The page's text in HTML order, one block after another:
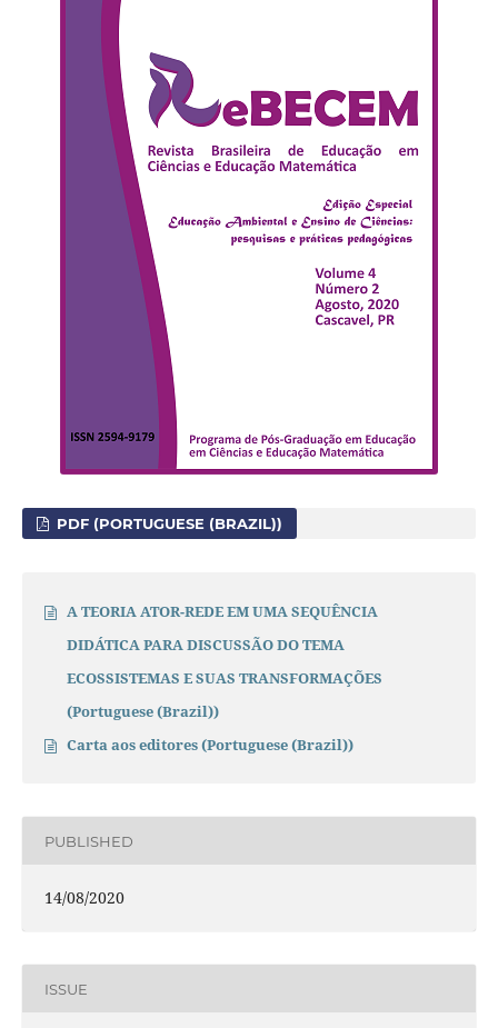
PDF (PORTUGUESE (BRAZIL))
A TEORIA ATOR-REDE EM UMA SEQUÊNCIA
DIDÁTICA PARA DISCUSSÃO DO TEMA
ECOSSISTEMAS E SUAS TRANSFORMAÇÕES
(Portuguese (Brazil))
Carta aos editores (Portuguese (Brazil))
PUBLISHED
14/08/2020
ISSUE